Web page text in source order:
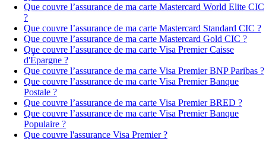
Que couvre l’assurance de ma carte Mastercard World Elite CIC
?
Que couvre l’assurance de ma carte Mastercard Standard CIC ?
Que couvre l’assurance de ma carte Mastercard Gold CIC ?
Que couvre l’assurance de ma carte Visa Premier Caisse
d'Épargne ?
Que couvre l’assurance de ma carte Visa Premier BNP Paribas ?
Que couvre l’assurance de ma carte Visa Premier Banque
Postale ?
Que couvre l’assurance de ma carte Visa Premier BRED ?
Que couvre l’assurance de ma carte Visa Premier Banque
Populaire ?
Que couvre l'assurance Visa Premier ?